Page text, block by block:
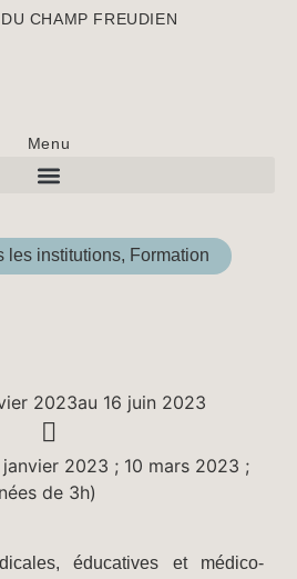
CHAMP FREUDIEN
Menu
les institutions, Formation
2023au 16 juin 2023
janvier 2023 ; 10 mars 2023 ;
de 3h)
éducatives et médico-